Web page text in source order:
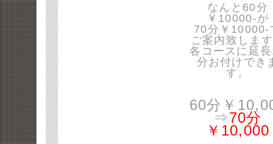
なんと60分
￥10000-が
70分￥10000-
ご案内致しま
各コースに延
分お付けでき
す。
60分￥
⇒70分
￥10,000